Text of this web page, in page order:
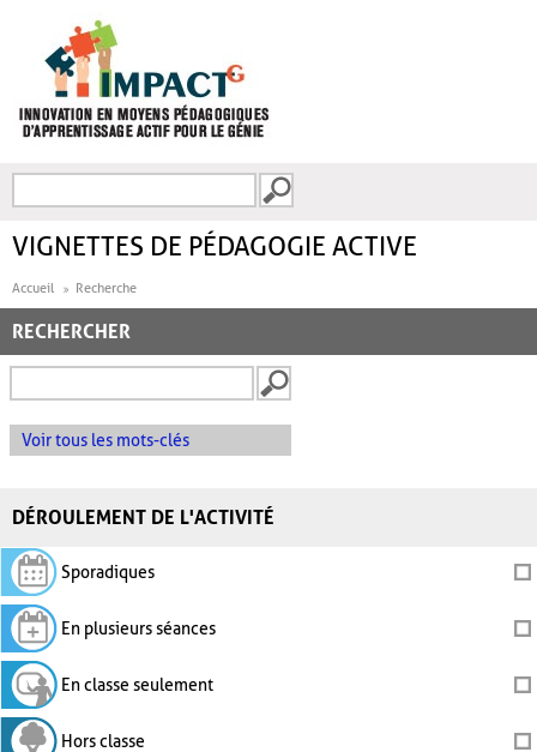
FORMULAIRE DE
VIGNETTES DE PÉDAGOGIE ACTIVE
Accueil Recherche
RECHERCHER
Voir tous les mots-clés
DÉROULEMENT DE L'ACTIVITÉ
Sporadiques
En plusieurs séances
En classe seulement
Hors classe